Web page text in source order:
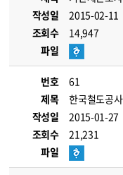
작성일
2015-02-11
조회수
14,947
파일
번호
61
제목
한국철도공
작성일
2015-01-27
조회수
21,231
파일